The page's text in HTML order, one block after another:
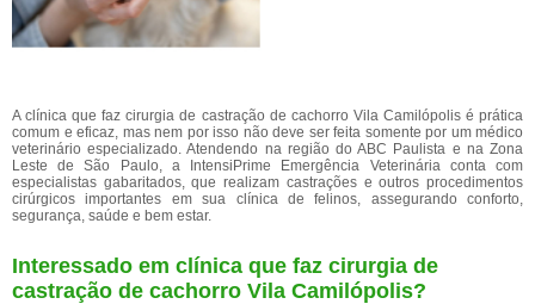
A clínica que faz cirurgia de castração de cachorro Vila Camilópolis é prática
comum e eficaz, mas nem por isso não deve ser feita somente por um médico
veterinário especializado. Atendendo na região do ABC Paulista e na Zona
Leste de São Paulo, a IntensiPrime Emergência Veterinária conta com
especialistas gabaritados, que realizam castrações e outros procedimentos
cirúrgicos importantes em sua clínica de felinos, assegurando conforto,
segurança, saúde e bem estar.
Interessado em clínica que faz cirurgia de
castração de cachorro Vila Camilópolis?